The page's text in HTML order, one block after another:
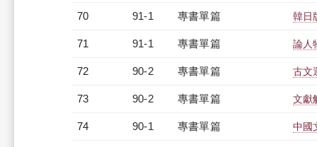
70 91-1 專書單篇 韓日
71 91-1 專書單篇 論人
72 90-2 專書單篇 古文
73 90-2 專書單篇 文獻
74 90-1 專書單篇 中國